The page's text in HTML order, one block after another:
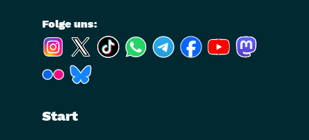
Folge uns:
(Link öffnet ein neues Fenster)
(Link öffnet ein neues Fenster)
(Link öffnet ein neues Fenster)
(Link öffnet ein neues Fenster)
(Link öffnet ein neues Fenster)
(Link öffnet ein neues
(Link öffnet ein
(Link öffnet ein neues Fenster)
Start